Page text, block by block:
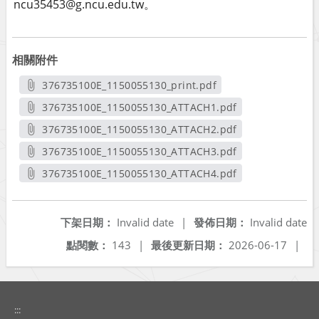
ncu35453@g.ncu.edu.tw。
相關附件
376735100E_1150055130_print.pdf
另開新視窗
376735100E_1150055130_ATTACH1.pdf
另開新視窗
376735100E_1150055130_ATTACH2.pdf
另開新視窗
376735100E_1150055130_ATTACH3.pdf
另開新視窗
376735100E_1150055130_ATTACH4.pdf
發佈日期： Invalid date
下架日期： Invalid date
|
最後更新日期： 2026-06-17 |
點閱數： 143 |
:::